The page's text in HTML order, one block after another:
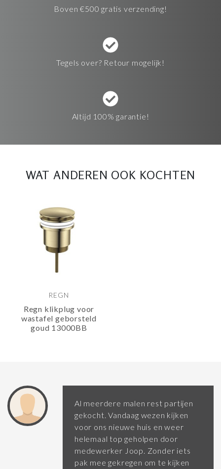
Boven €500 gratis verzending!
Tegels over? Retour mogelijk!
Altijd 100% garantie!
WAT ANDEREN OOK KOCHTEN
REGN
Regn klikplug voor
wastafel geborsteld
goud 13000BB
Al meerdere malen rest partijen
gekocht. Vandaag wezen kijken
voor ons nieuwe huis en weer
helemaal top geholpen door
medewerker Joop. Zonder iets
pak mee gekregen om te kijken